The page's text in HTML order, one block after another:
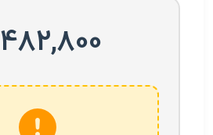
482,800